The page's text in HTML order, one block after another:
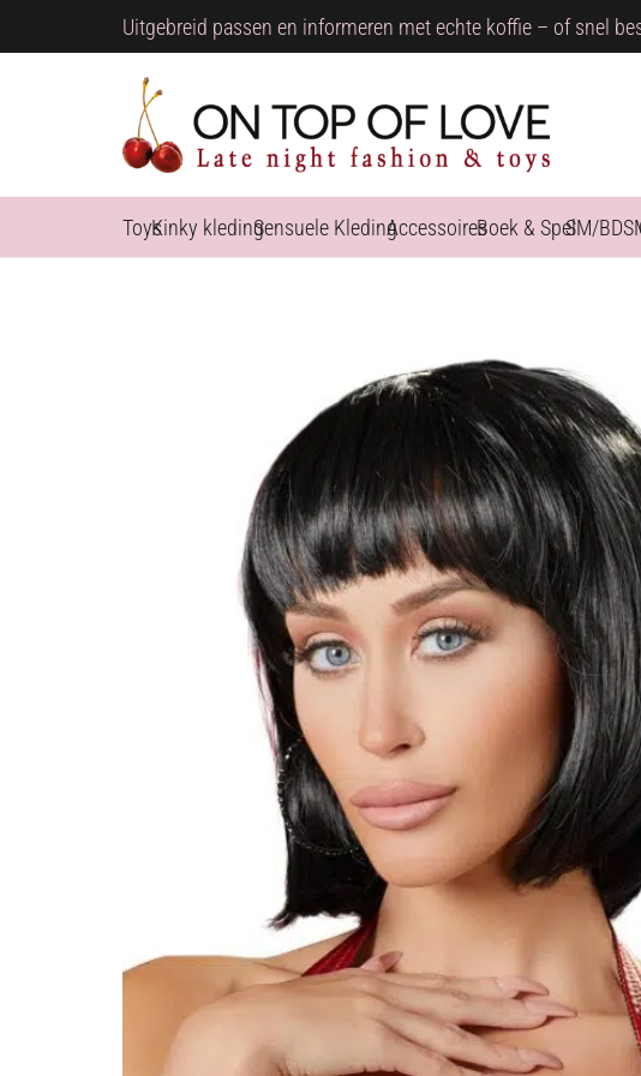
Uitgebreid passen en informeren met echte koffie – of snel
ToysKinky kledingSensuele KledingAccessoiresBoek & SpelSM/